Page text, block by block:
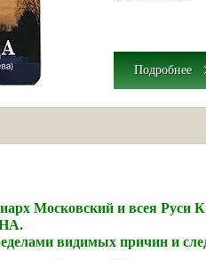
Подробнее
Московский и всея Руси
видимых причин и